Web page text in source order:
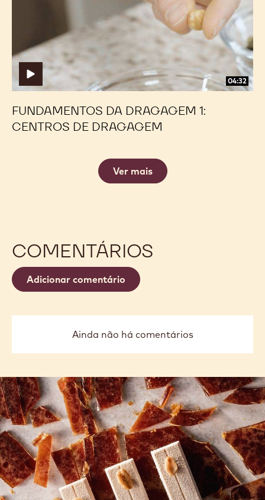
04:32
Dragagem
FUNDAMENTOS DA DRAGAGEM 1:
CENTROS DE DRAGAGEM
Dragagem
Ver mais
COMENTÁRIOS
Adicionar comentário
Ainda não há comentários